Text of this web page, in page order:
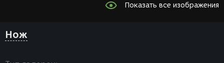
Показать все изображения
Нож